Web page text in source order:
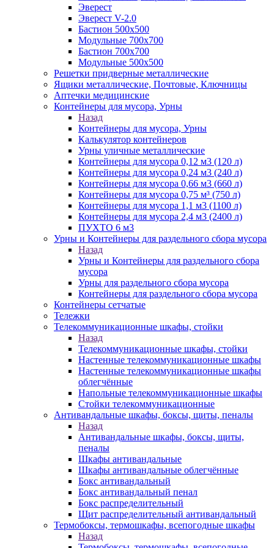
Эверест
Эверест V-2.0
Бастион 500х500
Модульные 700х700
Бастион 700х700
Модульные 500х500
Решетки придверные металлические
Ящики металлические, Почтовые, Ключницы
Аптечки медицинские
Контейнеры для мусора, Урны
Назад
Контейнеры для мусора, Урны
Калькулятор контейнеров
Урны уличные металлические
Контейнеры для мусора 0,12 м3 (120 л)
Контейнеры для мусора 0,24 м3 (240 л)
Контейнеры для мусора 0,66 м3 (660 л)
Контейнеры для мусора 0,75 м³ (750 л)
Контейнеры для мусора 1,1 м3 (1100 л)
Контейнеры для мусора 2,4 м3 (2400 л)
ПУХТО 6 м3
Урны и Контейнеры для раздельного сбора мусора
Назад
Урны и Контейнеры для раздельного сбора
мусора
Урны для раздельного сбора мусора
Контейнеры для раздельного сбора мусора
Контейнеры сетчатые
Тележки
Телекоммуникационные шкафы, стойки
Назад
Телекоммуникационные шкафы, стойки
Настенные телекоммуникационные шкафы
Настенные телекоммуникационные шкафы
облегчённые
Напольные телекоммуникационные шкафы
Стойки телекоммуникационные
Антивандальные шкафы, боксы, щиты, пеналы
Назад
Антивандальные шкафы, боксы, щиты,
пеналы
Шкафы антивандальные
Шкафы антивандальные облегчённые
Бокс антивандальный
Бокс антивандальный пенал
Бокс распределительный
Щит распределительный антивандальный
Термобоксы, термошкафы, всепогодные шкафы
Назад